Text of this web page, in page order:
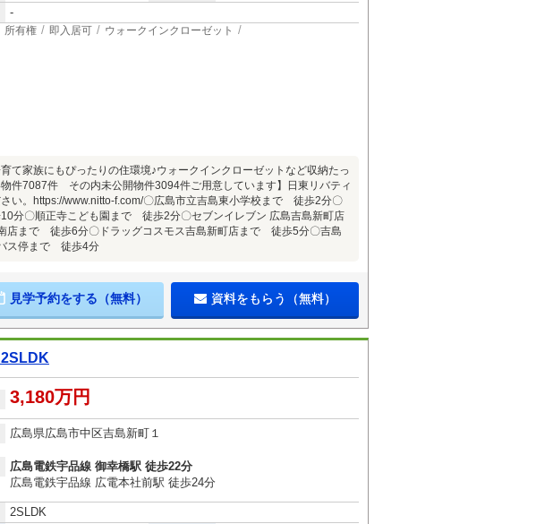
-
所有権 即入居可 ウォークインクローゼット
て家族にもぴったりの住環境♪ウォークインクローゼットなど収納たっ
件7087件 その内未公開物件3094件ご用意しています】日東リバティ
い。https://www.nitto-f.com/〇広島市立吉島東小学校まで 徒歩2分〇
分〇順正寺こども園まで 徒歩2分〇セブンイレブン 広島吉島新町店
店まで 徒歩6分〇ドラッグコスモス吉島新町店まで 徒歩5分〇吉島
ス停まで 徒歩4分
見学予約をする（無料） 資料をもらう（無料）
3,180万円
広島県広島市中区吉島新町１
広島電鉄宇品線 御幸橋駅 徒歩22分
広島電鉄宇品線 広電本社前駅 徒歩24分
2SLDK